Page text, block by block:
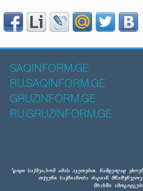
SAQINFORM.GE
RU.SAQINFORM.GE
GRUZINFORM.GE
RU.GRUZINFORM.GE